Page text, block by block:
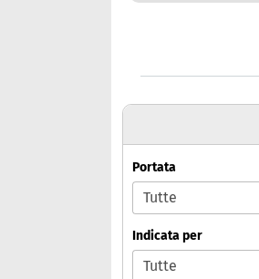
Portata
Indicata per